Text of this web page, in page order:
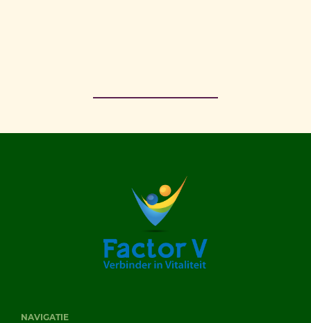
NAVIGATIE